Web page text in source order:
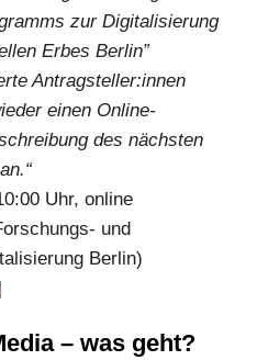
zur Digitalisierung
Erbes Berlin”
Antragsteller:innen
einen Online-
des nächsten
Uhr, online
und
Berlin)
– was geht?